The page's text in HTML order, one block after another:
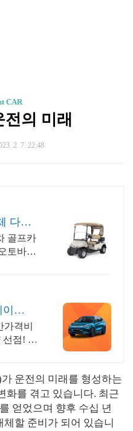
CAR
의 미래
2. 7. 22:48
다목
골프카
토바이
격비
선점! 특
운전의 미래를 형성하는
화를 겪고 있습니다. 최근
얻었으며 향후 수십 년
할 준비가 되어 있습니